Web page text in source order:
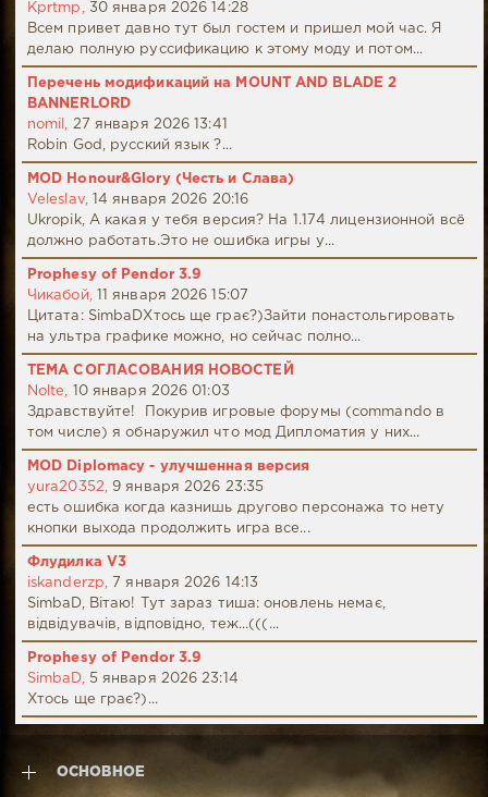
Kprtmp,
30 января 2026 14:28
Всем привет давно тут был гостем и пришел мой час. Я
делаю полную руссификацию к этому моду и потом...
Перечень модификаций на MOUNT AND BLADE 2
BANNERLORD
nomil,
27 января 2026 13:41
Robin God, русский язык ?...
MOD Honour&Glory (Честь и Слава)
Veleslav,
14 января 2026 20:16
Ukropik, А какая у тебя версия? На 1.174 лицензионной всё
должно работать.Это не ошибка игры у...
Prophesy of Pendor 3.9
Чикабой,
11 января 2026 15:07
Цитата: SimbaDХтось ще грає?)Зайти понастольгировать
на ультра графике можно, но сейчас полно...
ТЕМА СОГЛАСОВАНИЯ НОВОСТЕЙ
Nolte,
10 января 2026 01:03
Здравствуйте! Покурив игровые форумы (commando в
том числе) я обнаружил что мод Дипломатия у них...
MOD Diplomacy - улучшенная версия
yura20352,
9 января 2026 23:35
есть ошибка когда казнишь другово персонажа то нету
кнопки выхода продолжить игра все...
Флудилка V3
iskanderzp,
7 января 2026 14:13
SimbaD, Вітаю! Тут зараз тиша: оновлень немає,
відвідувачів, відповідно, теж...(((...
Prophesy of Pendor 3.9
SimbaD,
5 января 2026 23:14
Хтось ще грає?)...
ОСНОВНОЕ